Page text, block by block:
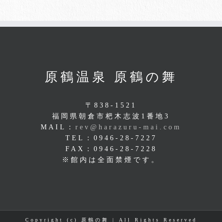
原鶴温泉 原鶴の舞
〒838-1521
福岡県朝倉市杷木志波1番地3
MAIL： rev@harazuru-mai.com
TEL：0946-28-7227
FAX：0946-28-7228
※館内は全面禁煙です。
Copyright (c) 原鶴の舞 | All Rights Reserved